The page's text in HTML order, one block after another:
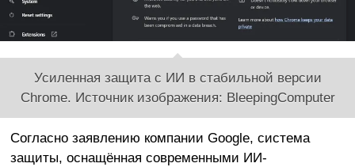
Усиленная защита с ИИ в стабильной версии
Chrome. Источник изображения: BleepingComputer
Согласно заявлению компании Google, система
защиты, оснащённая современными ИИ-